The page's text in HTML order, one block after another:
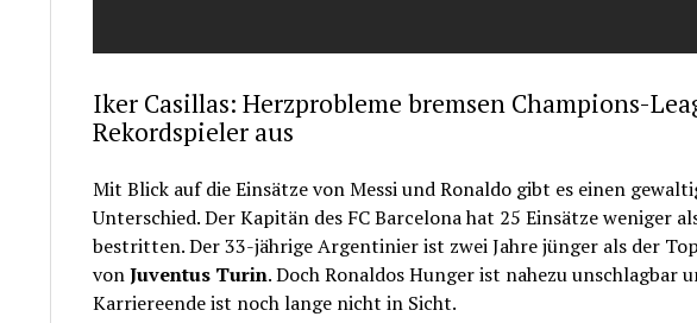
Iker Casillas: Herzprobleme bremsen Champions-
Rekordspieler aus
Mit Blick auf die Einsätze von Messi und Ronaldo gibt es einen
Unterschied. Der Kapitän des FC Barcelona hat 25 Einsätze weniger
bestritten. Der 33-jährige Argentinier ist zwei Jahre jünger als der
vonJuventus Turin. Doch Ronaldos Hunger ist nahezu unschlagbar
Karriereende ist noch lange nicht in Sicht.